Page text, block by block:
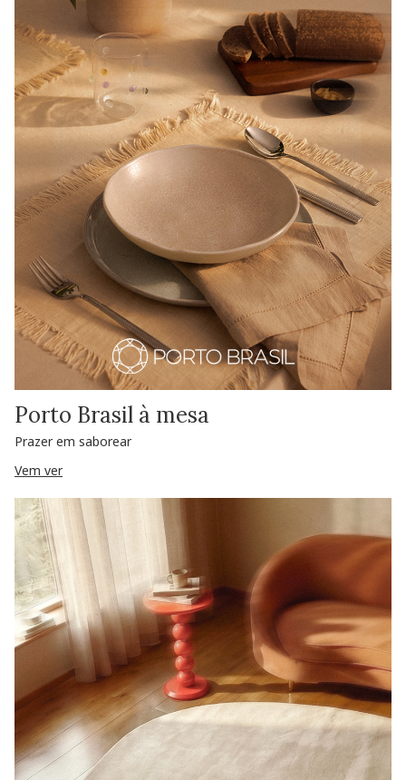
Porto Brasil à mesa
Prazer em saborear
Vem ver